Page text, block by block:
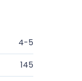
4-5
145